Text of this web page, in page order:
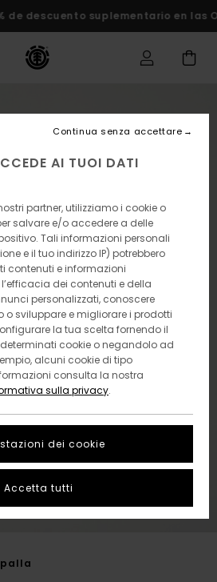
descuento suplementario en las
AI TUOI DATI
partner, utilizziamo i cookie o
salvare e/o accedere a delle
Tali informazioni personali
e il tuo indirizzo IP) potrebbero
contenuti e informazioni
dei contenuti e della
personalizzati, conoscere
o sviluppare e migliorare i prodotti
la tua scelta fornendo il
cookie o negandolo ad
alcuni cookie di tipo
consulta la nostra
sulla privacy.
dei cookie
Continua senza accettare
Accetta tutti